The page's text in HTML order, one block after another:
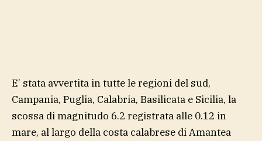
E’ stata avvertita in tutte le regioni del sud,
Campania, Puglia, Calabria, Basilicata e Sicilia, la
scossa di magnitudo 6.2 registrata alle 0.12 in
mare, al largo della costa calabrese di Amantea